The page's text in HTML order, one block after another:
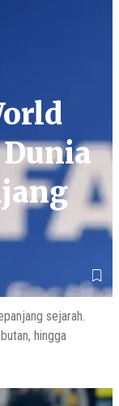
sejarah.
hingga